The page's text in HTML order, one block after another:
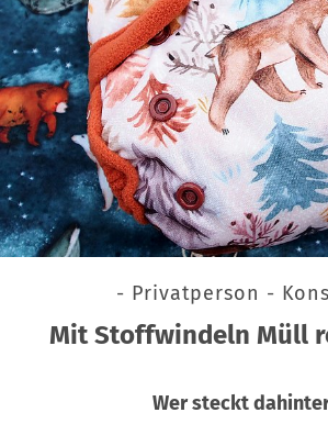
- Privatperson -
Mit Stoffwindeln Müll
Wer steckt